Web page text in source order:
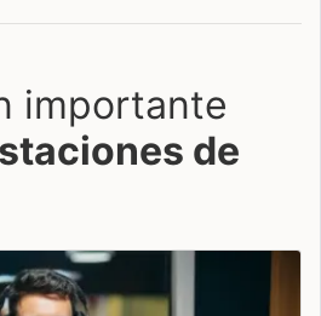
importante
de